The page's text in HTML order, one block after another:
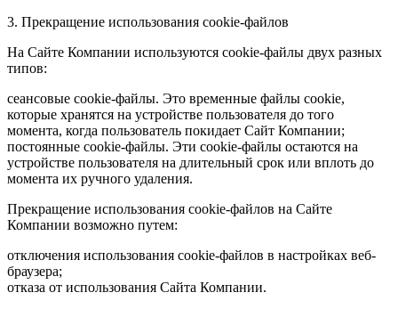
3. Прекращение использования cookie-файлов
На Сайте Компании используются cookie-файлы двух разных
типов:
сеансовые cookie-файлы. Это временные файлы cookie,
которые хранятся на устройстве пользователя до того
момента, когда пользователь покидает Сайт Компании;
постоянные cookie-файлы. Эти cookie-файлы остаются на
устройстве пользователя на длительный срок или вплоть до
момента их ручного удаления.
Прекращение использования cookie-файлов на Сайте
Компании возможно путем:
отключения использования cookie-файлов в настройках веб-
браузера;
отказа от использования Сайта Компании.